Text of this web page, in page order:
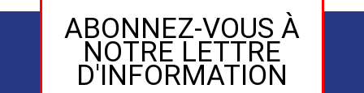
ABONNEZ-VOUS À
NOTRE LETTRE
D'INFORMATION